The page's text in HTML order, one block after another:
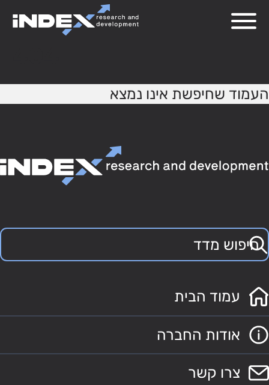
העמוד שחיפשת אינו נמצא
עמוד הבית
אודות החברה
צרו קשר